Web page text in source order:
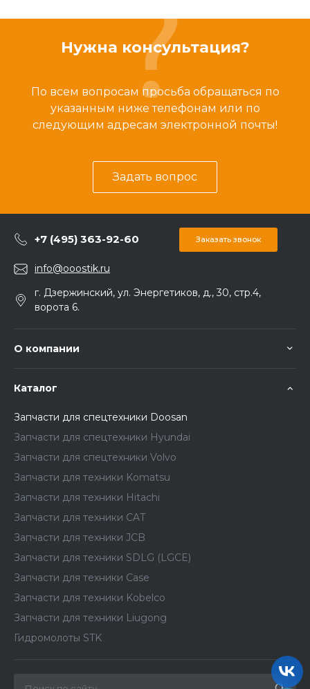
Нужна консультация?
По всем вопросам просьба обращаться по
указанным ниже телефонам или по
следующим адресам электронной почты!
Задать вопрос
+7 (495) 363-92-60 Заказать звонок
info@ooostik.ru
г. Дзержинский, ул. Энергетиков, д., 30, стр.4,
ворота 6.
О компании
Каталог
Запчасти для спецтехники Doosan
Запчасти для спецтехники Hyundai
Запчасти для спецтехники Volvo
Запчасти для техники Komatsu
Запчасти для техники Hitachi
Запчасти для техники CAT
Запчасти для техники JCB
Запчасти для техники SDLG (LGCE)
Запчасти для техники Case
Запчасти для техники Kobelco
Запчасти для техники Liugong
Гидромолоты STK